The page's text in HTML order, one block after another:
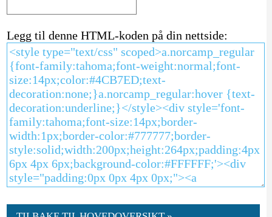
Legg til denne HTML-koden på din nettside: